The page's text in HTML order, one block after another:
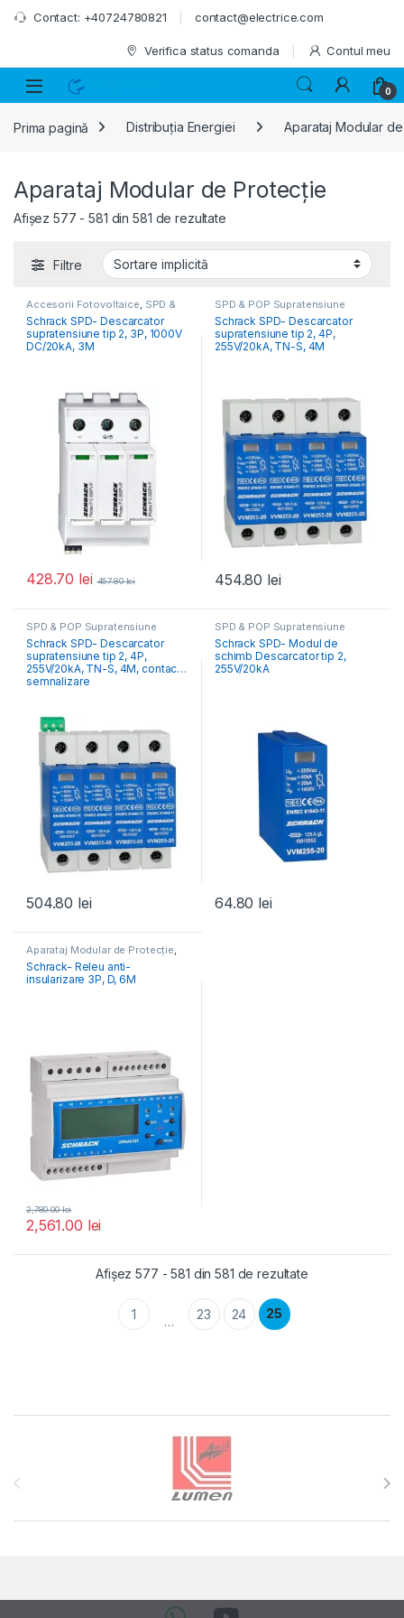
Skip to navigation
Skip to content
Contact: +40724780821 contact@electrice.com
Verifica status comanda Contul meu
0
Prima pagină Distribuția Energiei Aparataj Modular
Aparataj Modular de Protecție
Afișez 577 - 581 din 581 de rezultate
Filtre
Accesorii Fotovoltaice SPD &
Schrack SPD- Descarcator
supratensiune tip 2, 3P, 1000V
DC/20kA, 3M
428.70 lei 457.80lei
SPD & POP Supratensiune
Schrack SPD- Descarcator
supratensiune tip 2, 4P,
255V/20kA, TN-S, 4M
454.80 lei
SPD & POP Supratensiune
Schrack SPD- Descarcator
supratensiune tip 2, 4P,
255V/20kA, TN-S, 4M, contact
semnalizare
504.80 lei
SPD & POP Supratensiune
Schrack SPD- Modul de
schimb Descarcator tip 2,
255V/20kA
64.80 lei
Aparataj Modular de Protecție,
Monitorizare & Control PV
Schrack- Releu anti-
insularizare 3P, D, 6M
2,561.00 lei
2,780.00lei
Afișez 577 - 581 din 581 de rezultate
1 … 23 24 25